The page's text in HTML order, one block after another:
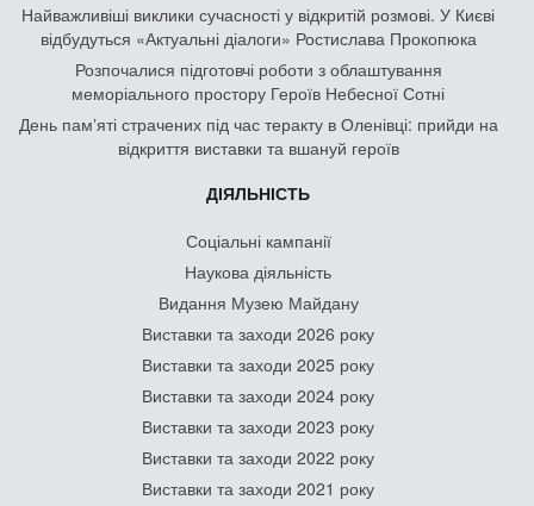
Найважливіші виклики сучасності у відкритій розмові. У Києві
відбудуться «Актуальні діалоги» Ростислава Прокопюка
Розпочалися підготовчі роботи з облаштування
меморіального простору Героїв Небесної Сотні
День памʼяті страчених під час теракту в Оленівці: прийди на
відкриття виставки та вшануй героїв
ДІЯЛЬНІСТЬ
Соціальні кампанії
Наукова діяльність
Видання Музею Майдану
Виставки та заходи 2026 року
Виставки та заходи 2025 року
Виставки та заходи 2024 року
Виставки та заходи 2023 року
Виставки та заходи 2022 року
Виставки та заходи 2021 року